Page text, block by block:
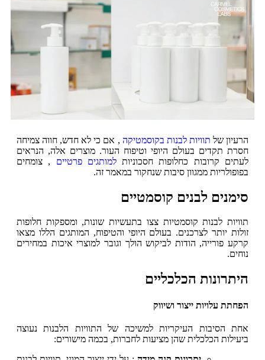
הרעיון של תוויות לבנות בקוסמטיקה , אם כי לא חדש, חווה צמיחה
חסרת תקדים בעולם היופי וטיפוח העור. מוצרים אלה, הנראים
לעתים קרובות כחלופות חסכוניותלמותגים פרטיים , צומחים
בפופולריות ממגוון סיבות שנחקור במאמר זה.
סימנים לבנים קוסמטיים
תוויות לבנות קוסמטיות צצו בתעשיות שונות, ומספקות חלופות
זולות יותר לצרכנים. בעולם היופי והטיפוח, המותגים הללו מצאו
קרקע פורייה, הודות לביקוש הולך וגובר למוצרי איכות במחירים
נוחים.
היתרונות הכלכליים
הפחתת עלויות ייצור ושיווק
אחת הסיבות העיקריות למשיכה של התוויות הלבנות נעוצה
ביעילות הכלכלית שהן מציעות לחברות, בכמה מישורים: